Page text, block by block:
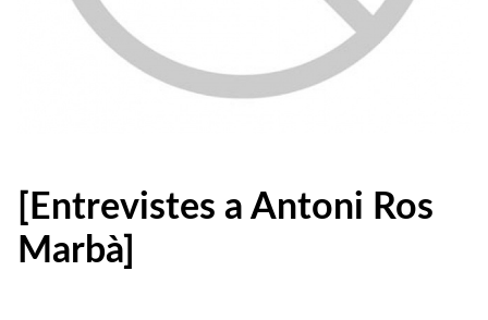
[Entrevistes a Antoni Ros
Marbà]